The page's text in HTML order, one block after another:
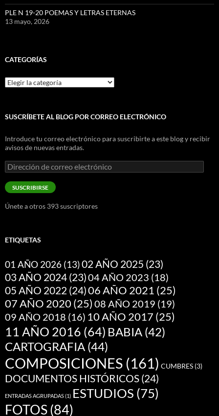
PLE N 19-20 POEMAS Y LETRAS ETERNAS
13 mayo, 2026
CATEGORÍAS
Categorías
SUSCRÍBETE AL BLOG POR CORREO ELECTRÓNICO
Introduce tu correo electrónico para suscribirte a este blog y recibir
avisos de nuevas entradas.
Dirección
de
correo
electrónico
SUSCRIBIRSE
Únete a otros 393 suscriptores
ETIQUETAS
01 AÑO 2026 (13)02 AÑO 2025 (23)
03 AÑO 2024(23)04 AÑO 2023 (18)
05 AÑO 2022(24)06 AÑO 2021 (25)
07 AÑO 2020 (25) 08 AÑO 2019 (19)
09 AÑO 2018 (16) 10 AÑO 2017 (25)
11 AÑO 2016 (64) BABIA (42)
CARTOGRAFIA (44)
COMPOSICIONES (161) CUMBRES (3)
DOCUMENTOS HISTÓRICOS(24)
ENTRADAS AGRUPADAS(1) ESTUDIOS (75)
FOTOS(84)